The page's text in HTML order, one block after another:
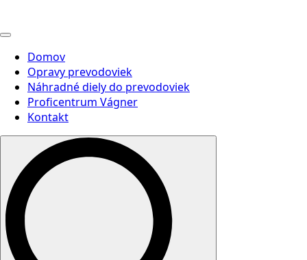
Domov
Opravy prevodoviek
Náhradné diely do prevodoviek
Proficentrum Vágner
Kontakt